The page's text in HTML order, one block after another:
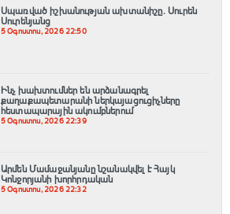
Սպառված իշխանության ախտանիշը. Սուրեն
Սուրենյանց
5 Օգոստոս, 2026 22:50
Ինչ խախտումներ են արձանագրել
քաղաքապետարանի ներկայացուցիչները
հեստապարային ակումբներում
5 Օգոստոս, 2026 22:39
Արմեն Մամաջանյանը նշանակվել է Հայկ
Կոնջորյանի խորհրդական
5 Օգոստոս, 2026 22:32